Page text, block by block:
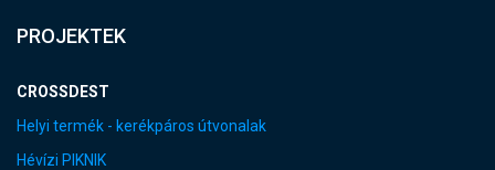
PROJEKTEK
CROSSDEST
Helyi termék - kerékpáros útvonalak
Hévízi PIKNIK